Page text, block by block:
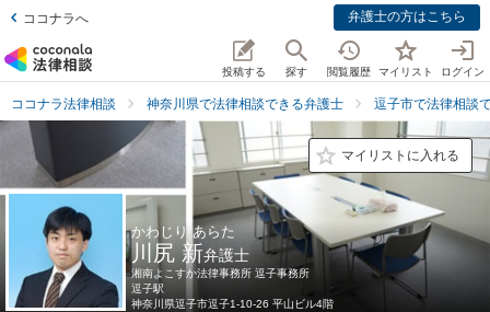
ココナラへ 弁護士の方はこちら
投稿する 探す 閲覧履歴 マイリスト ログイン
ココナラ法律相談 神奈川県で法律相談できる弁護士 逗子市で法律相談
マイリストに入れる
かわじり あらた
川尻 新弁護士
湘南よこすか法律事務所 逗子事務所
逗子駅
神奈川県逗子市逗子1-10-26 平山ビル4階